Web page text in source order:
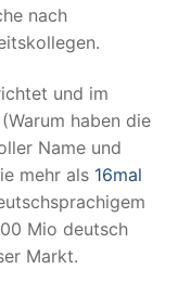
nach
und im
haben die
Name und
mehr als 16mal
Mio deutsch
Markt.